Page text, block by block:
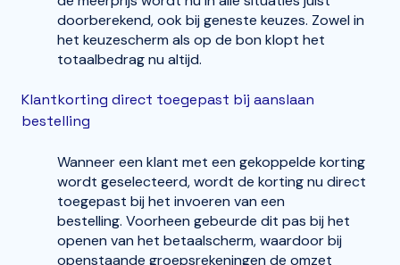
doorberekend, ook bij geneste keuzes. Zowel in
het keuzescherm als op de bon klopt het
totaalbedrag nu altijd.
Klantkorting direct toegepast bij aanslaan
bestelling
Wanneer een klant met een gekoppelde korting
wordt geselecteerd, wordt de korting nu direct
toegepast bij het invoeren van een
bestelling. Voorheen gebeurde dit pas bij het
openen van het betaalscherm, waardoor bij
openstaande groepsrekeningen de omzet